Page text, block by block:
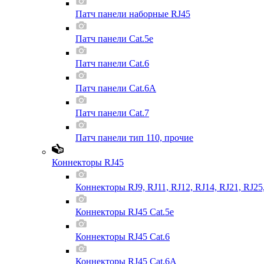
Патч панели наборные RJ45
Патч панели Cat.5e
Патч панели Cat.6
Патч панели Cat.6A
Патч панели Cat.7
Патч панели тип 110, прочие
Коннекторы RJ45
Коннекторы RJ9, RJ11, RJ12, RJ14, RJ21,
Коннекторы RJ45 Cat.5e
Коннекторы RJ45 Cat.6
Коннекторы RJ45 Cat.6A